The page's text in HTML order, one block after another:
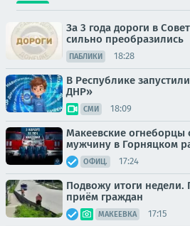
За 3 года дороги в
сильно преобразились
ПАБЛИКИ 18:28
В Республике
ДНР»
СМИ 18:09
Макеевские огнеборцы
мужчину в Горняцком
ОФИЦ. 17:24
Подвожу итоги недели.
приём граждан
МАКЕЕВКА 17:15